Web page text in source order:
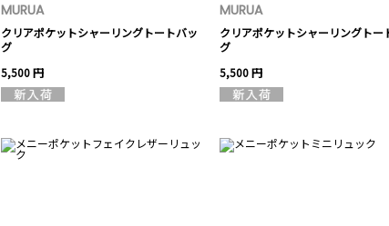
MURUA
クリアポケットシャーリングトートバッ
グ
5,500 円
MURUA
クリアポケットシャーリングトー
グ
5,500 円